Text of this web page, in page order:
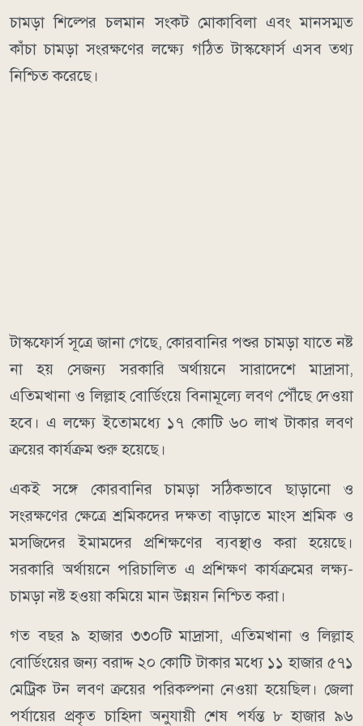
চামড়া শিল্পের চলমান সংকট মোকাবিলা এবং মানসম্মত
কাঁচা চামড়া সংরক্ষণের লক্ষ্যে গঠিত টাস্কফোর্স এসব তথ্য
নিশ্চিত করেছে।
টাস্কফোর্স সূত্রে জানা গেছে, কোরবানির পশুর চামড়া যাতে নষ্ট
না হয় সেজন্য সরকারি অর্থায়নে সারাদেশে মাদ্রাসা,
এতিমখানা ও লিল্লাহ বোর্ডিংয়ে বিনামূল্যে লবণ পৌঁছে দেওয়া
হবে। এ লক্ষ্যে ইতোমধ্যে ১৭ কোটি ৬০ লাখ টাকার লবণ
ক্রয়ের কার্যক্রম শুরু হয়েছে।
একই সঙ্গে কোরবানির চামড়া সঠিকভাবে ছাড়ানো ও
সংরক্ষণের ক্ষেত্রে শ্রমিকদের দক্ষতা বাড়াতে মাংস শ্রমিক ও
মসজিদের ইমামদের প্রশিক্ষণের ব্যবস্থাও করা হয়েছে।
সরকারি অর্থায়নে পরিচালিত এ প্রশিক্ষণ কার্যক্রমের লক্ষ্য-
চামড়া নষ্ট হওয়া কমিয়ে মান উন্নয়ন নিশ্চিত করা।
গত বছর ৯ হাজার ৩৩০টি মাদ্রাসা, এতিমখানা ও লিল্লাহ
বোর্ডিংয়ের জন্য বরাদ্দ ২০ কোটি টাকার মধ্যে ১১ হাজার ৫৭১
মেট্রিক টন লবণ ক্রয়ের পরিকল্পনা নেওয়া হয়েছিল। জেলা
পর্যায়ের প্রকৃত চাহিদা অনুযায়ী শেষ পর্যন্ত ৮ হাজার ৯৬